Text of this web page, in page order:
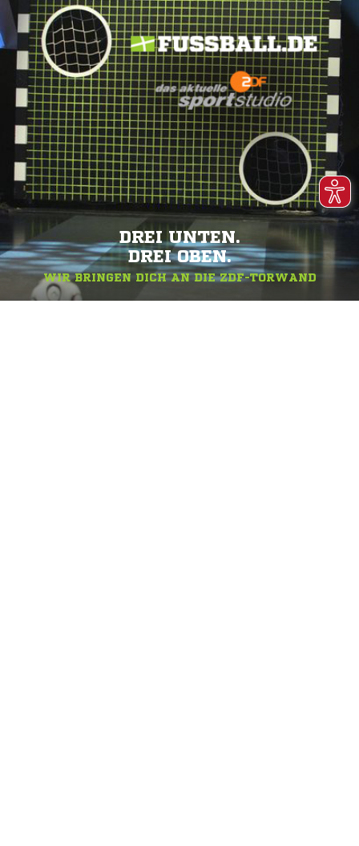
DREI UNTEN.
DREI OBEN.
WIR BRINGEN DICH AN DIE ZDF-TORWAND